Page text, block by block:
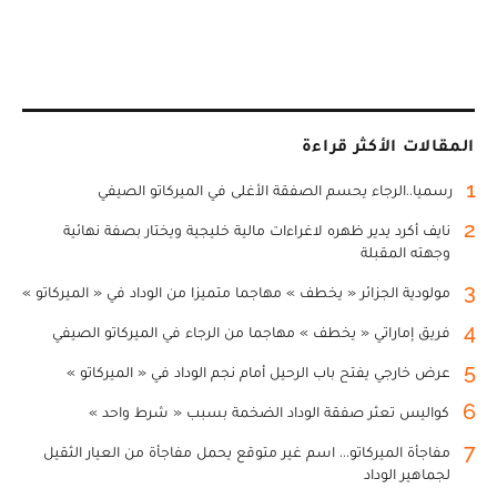
المقالات الأكثر قراءة
1 رسميا..الرجاء يحسم الصفقة الأغلى في الميركاتو الصيفي
2
نايف أكرد يدير ظهره لاغراءات مالية خليجية ويختار بصفة نهائية
وجهته المقبلة
3 مولودية الجزائر « يخطف » مهاجما متميزا من الوداد في « الميركاتو »
4 فريق إماراتي « يخطف » مهاجما من الرجاء في الميركاتو الصيفي
5 عرض خارجي يفتح باب الرحيل أمام نجم الوداد في « الميركاتو »
6 كواليس تعثر صفقة الوداد الضخمة بسبب « شرط واحد »
7
مفاجأة الميركاتو... اسم غير متوقع يحمل مفاجأة من العيار الثقيل
لجماهير الوداد